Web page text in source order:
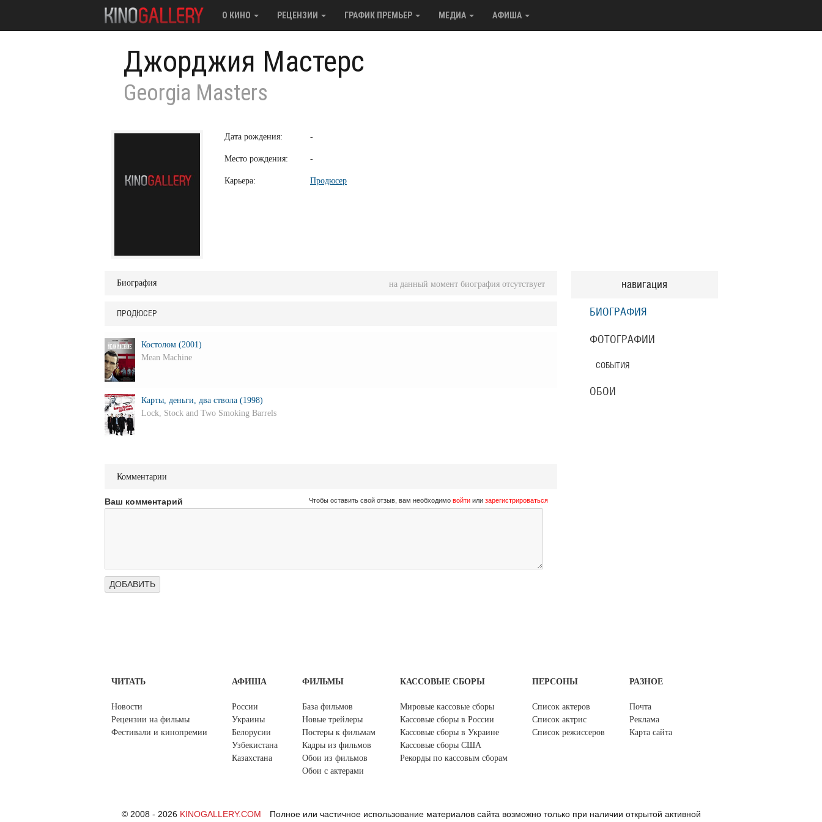
О КИНО РЕЦЕНЗИИ ГРАФИК ПРЕМЬЕР МЕДИА АФИША
Джорджия Мастерс
Georgia Masters
Дата рождения: -
Место рождения: -
Карьера: Продюсер
навигация
БИОГРАФИЯ
ФОТОГРАФИИ
СОБЫТИЯ
ОБОИ
Биография на данный момент биография отсутствует
ПРОДЮСЕР
Костолом (2001)
Mean Machine
Карты, деньги, два ствола (1998)
Lock, Stock and Two Smoking Barrels
Комментарии
Ваш комментарий Чтобы оставить свой отзыв, вам необходимо войтиили зарегистрироваться
ЧИТАТЬ
Новости
Рецензии на фильмы
Фестивали и кинопремии
АФИША
России
Украины
Белорусии
Узбекистана
Казахстана
ФИЛЬМЫ
База фильмов
Новые трейлеры
Постеры к фильмам
Кадры из фильмов
Обои из фильмов
Обои с актерами
КАССОВЫЕ СБОРЫ
Мировые кассовые сборы
Кассовые сборы в России
Кассовые сборы в Украине
Кассовые сборы США
Рекорды по кассовым сборам
ПЕРСОНЫ
Список актеров
Список актрис
Список режиссеров
РАЗНОЕ
Почта
Реклама
Карта сайта
© 2008 - 2026 KINOGALLERY.COM
Полное или частичное использование материалов сайта возможно только при наличии открытой активной